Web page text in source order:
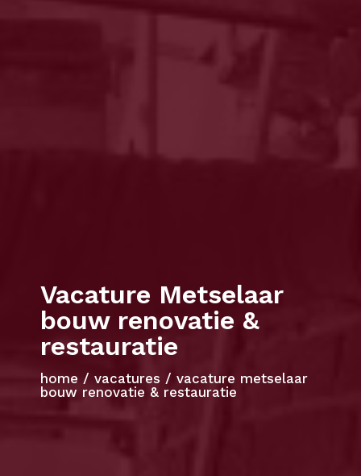
Vacature Metselaar
bouw renovatie &
restauratie
home / vacatures / vacature metselaar
bouw renovatie & restauratie